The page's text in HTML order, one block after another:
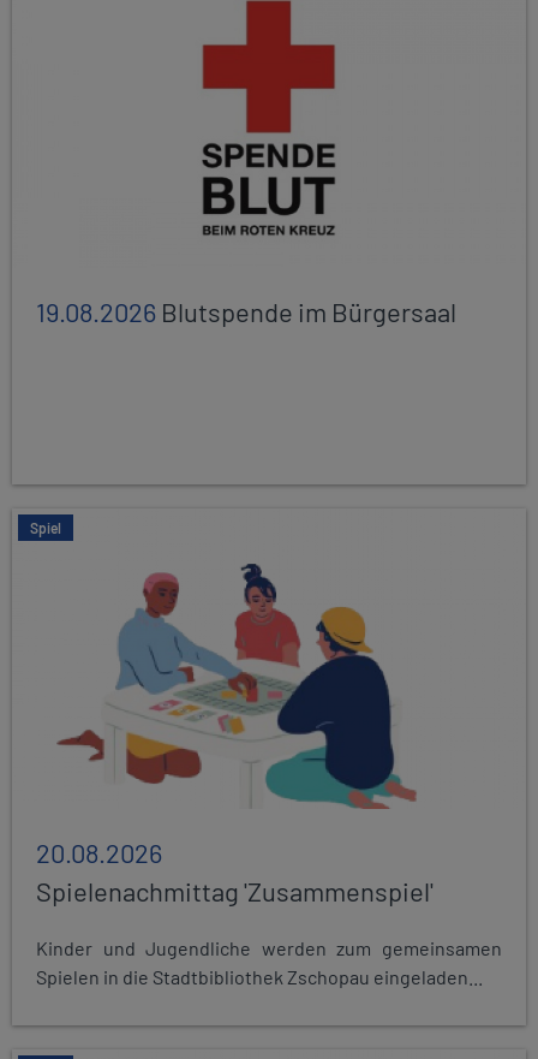
19.08.2026 Blutspende im Bürgersaal
Spiel
20.08.2026
Spielenachmittag 'Zusammenspiel'
Kinder und Jugendliche werden zum gemeinsamen
Spielen in die Stadtbibliothek Zschopau eingeladen...